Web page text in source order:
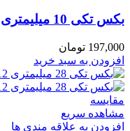
بکس تکی 10 میلیمتری 12 پر رونیکس کد RH-2662
197,000 تومان
افزودن به سبد خرید
مقایسه
مشاهده سریع
افزودن به علاقه مندی ها